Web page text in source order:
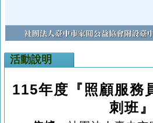
活動說明
115年度『照顧服務
刺班』